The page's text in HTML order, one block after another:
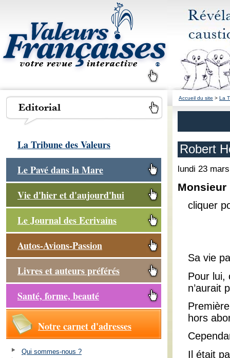
La Tribune des Valeurs
Le Pavé dans la Mare
Vie d'hier et d'aujourd'hui
Le Journal des Ecrivains
Autos-Avions-Passion
Livres et auteurs préférés
Santé, forme, beauté
Notre carnet d'adresses
Qui sommes-nous ?
Accueil du site > La
Robert
lundi 23
Monsieur
cliquer
Sa vie
Pour lui,
n’aurait
hors
Il était